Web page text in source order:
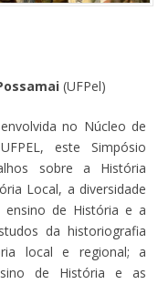
(UFPel)
no Núcleo de
este Simpósio
sobre a História
Local, a diversidade
ensino de História e a
da historiografia
local e regional; a
de História e as